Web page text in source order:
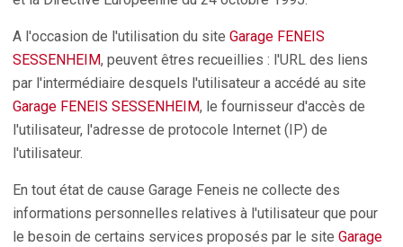
A l'occasion de l'utilisation du siteGarage FENEIS
SESSENHEIM, peuvent êtres recueillies : l'URL des liens
par l'intermédiaire desquels l'utilisateur a accédé au site
Garage FENEIS SESSENHEIM, le fournisseur d'accès de
l'utilisateur, l'adresse de protocole Internet (IP) de
l'utilisateur.
En tout état de cause Garage Feneis ne collecte des
informations personnelles relatives à l'utilisateur que pour
le besoin de certains services proposés par le siteGarage